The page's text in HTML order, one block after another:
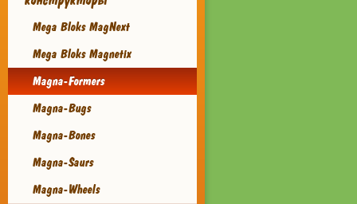
Mega Bloks MagNext
Mega Bloks Magnetix
Magna-Formers
Magna-Bugs
Magna-Bones
Magna-Saurs
Magna-Wheels